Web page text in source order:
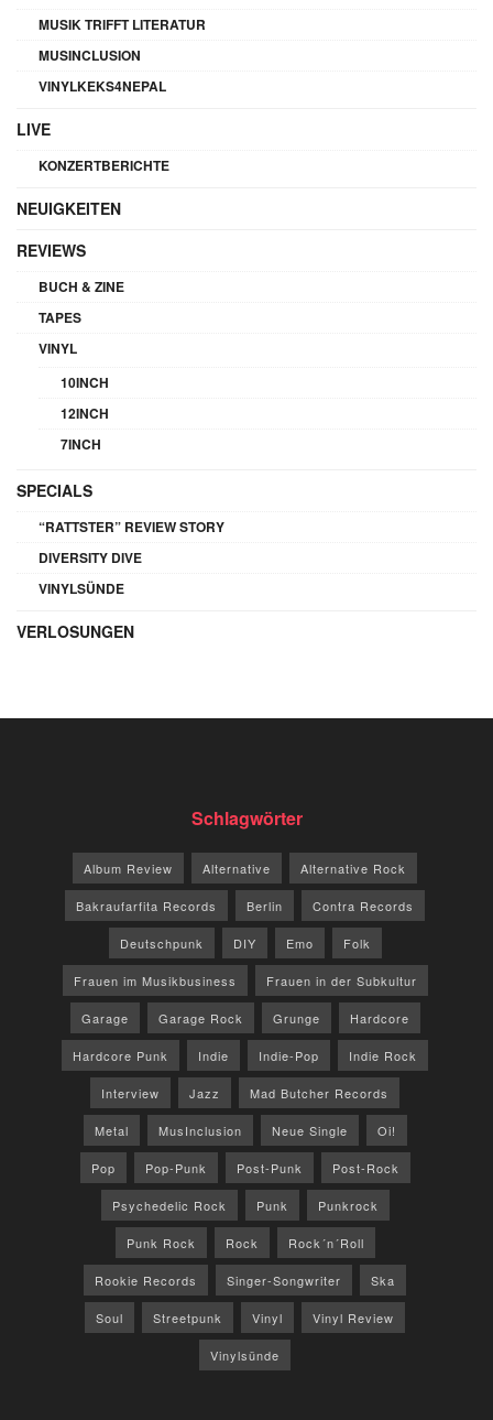
MUSIK TRIFFT LITERATUR
MUSINCLUSION
VINYLKEKS4NEPAL
LIVE
KONZERTBERICHTE
NEUIGKEITEN
REVIEWS
BUCH & ZINE
TAPES
VINYL
10INCH
12INCH
7INCH
SPECIALS
“RATTSTER” REVIEW STORY
DIVERSITY DIVE
VINYLSÜNDE
VERLOSUNGEN
Schlagwörter
Album Review Alternative Alternative Rock
Bakraufarfita Records Berlin Contra Records
Deutschpunk DIY Emo Folk
Frauen im Musikbusiness Frauen in der Subkultur
Garage Garage Rock Grunge Hardcore
Hardcore Punk Indie Indie-Pop Indie Rock
Interview Jazz Mad Butcher Records
Metal MusInclusion Neue Single Oi!
Pop Pop-Punk Post-Punk Post-Rock
Psychedelic Rock Punk Punkrock
Punk Rock Rock Rock´n´Roll
Rookie Records Singer-Songwriter Ska
Soul Streetpunk Vinyl Vinyl Review
Vinylsünde